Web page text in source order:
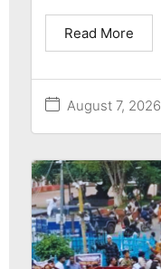
August 7, 2026
Read More